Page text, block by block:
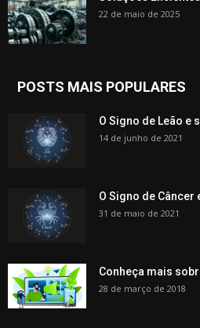
22 de maio de 2025
POSTS MAIS POPULARES
O Signo de Leão e
14 de junho de 2021
O Signo de Câncer
31 de maio de 2021
Conheça mais
28 de março de 2018